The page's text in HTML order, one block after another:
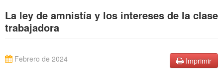
BÚSQUEDA
CONTACTARNOS
La ley de amnistía y los intereses de la clase
trabajadora
Imprimir
Febrero de 2024